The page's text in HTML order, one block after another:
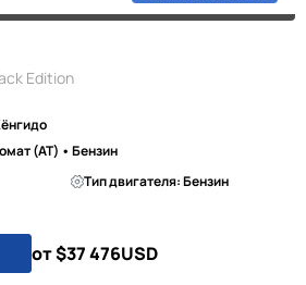
Edition
(AT) • Бензин
Тип двигателя: Бензин
от $37 476USD